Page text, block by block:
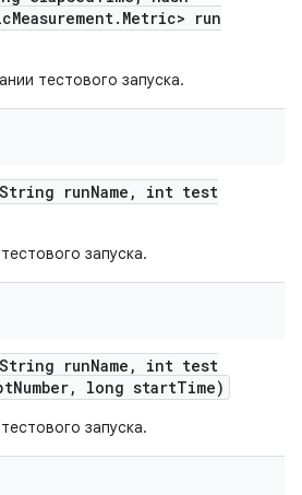
Measurement. Metric> run
тестового запуска.
runName ,
int test
запуска.
runName ,
int test
Number, long startTime)
запуска.